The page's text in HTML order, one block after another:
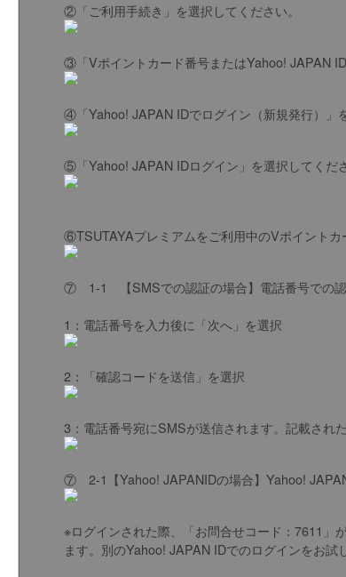
②「ご利用手続き」を選択してください。
③「Vポイントカード番号またはYahoo! JAPAN
④「Yahoo! JAPAN IDでログイン（新規発行）」
⑤「Yahoo! JAPAN IDログイン」を選択してくださ
⑥TSUTAYAプレミアムをご利用中のVポイントカ
⑦ 1-1 【SMSでの認証の場合】電話番号での
1：電話番号を入力後に「次へ」を選択
2：「確認コードを送信」を選択
3：電話番号宛にSMSが送信されます。記載され
⑦ 2-1【Yahoo! JAPANIDの場合】Yahoo! JAPAN
※ログインされた際、「お問合せコード：7611」
ます。別のYahoo! JAPAN IDでのログインをお試